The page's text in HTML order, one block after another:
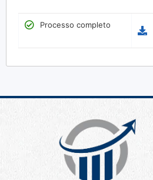
Processo completo